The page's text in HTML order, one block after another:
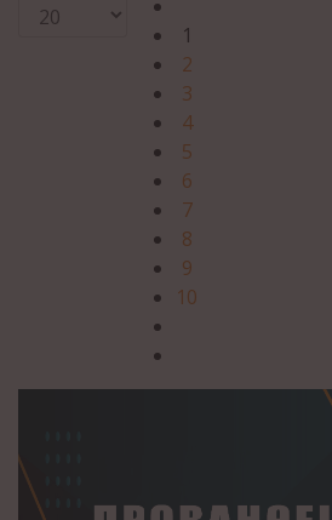
1
2
3
4
5
6
7
8
9
10